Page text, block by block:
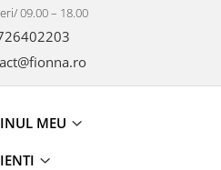
09.00 – 18.00
MEU